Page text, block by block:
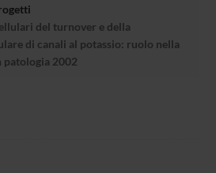
del turnover e della
di canali al potassio: ruolo nella
patologia 2002